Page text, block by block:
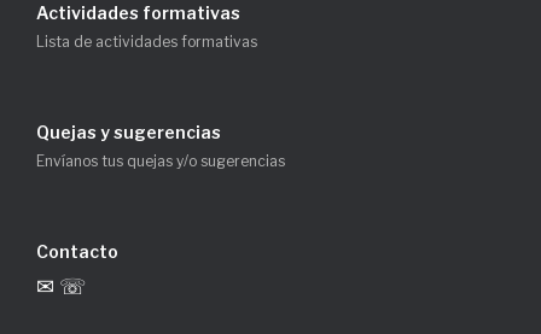
Actividades formativas
Lista de actividades formativas
Quejas y sugerencias
Envíanos tus quejas y/o sugerencias
Contacto
✉ ☏